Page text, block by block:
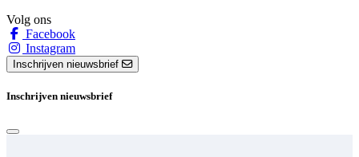
Volg ons
Facebook
Instagram
Inschrijven nieuwsbrief
Inschrijven nieuwsbrief